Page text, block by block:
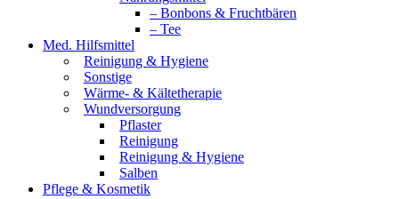
– Bonbons & Fruchtbären
– Tee
Med. Hilfsmittel
Reinigung & Hygiene
Sonstige
Wärme- & Kältetherapie
Wundversorgung
Pflaster
Reinigung
Reinigung & Hygiene
Salben
Pflege & Kosmetik